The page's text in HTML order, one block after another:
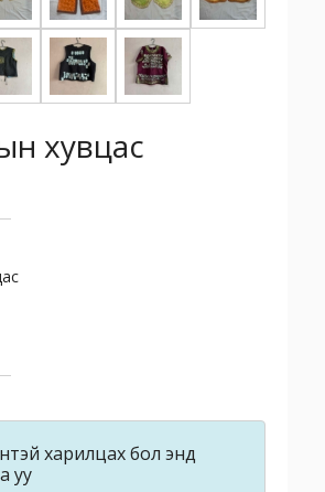
хувцас
харилцах бол энд
уу